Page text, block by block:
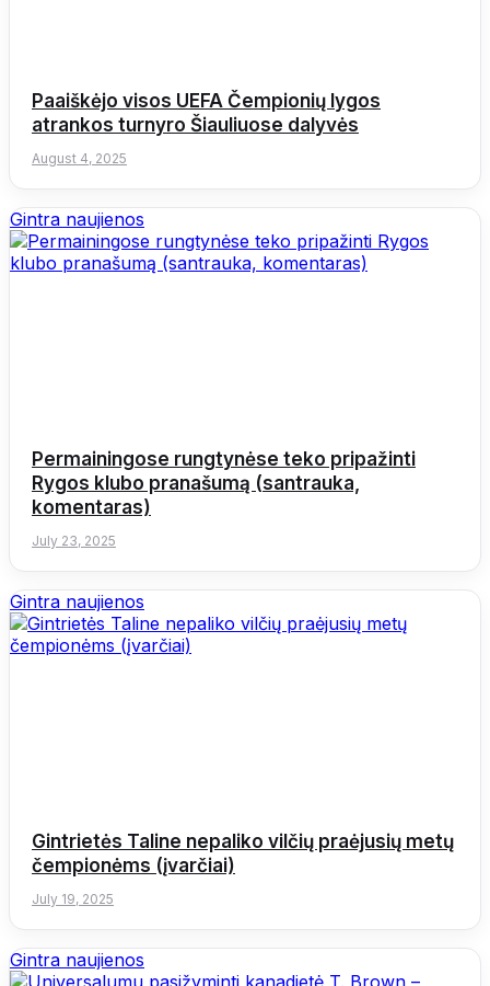
Paaiškėjo visos UEFA Čempionių lygos
atrankos turnyro Šiauliuose dalyvės
August 4, 2025
Gintra naujienos
Permainingose rungtynėse teko pripažinti
Rygos klubo pranašumą (santrauka,
komentaras)
July 23, 2025
Gintra naujienos
Gintrietės Taline nepaliko vilčių praėjusių metų
čempionėms (įvarčiai)
July 19, 2025
Gintra naujienos